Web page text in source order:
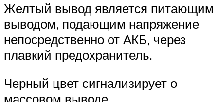
Желтый вывод является питающим
выводом, подающим напряжение
непосредственно от АКБ, через
плавкий предохранитель.
Черный цвет сигнализирует о
массовом выводе.